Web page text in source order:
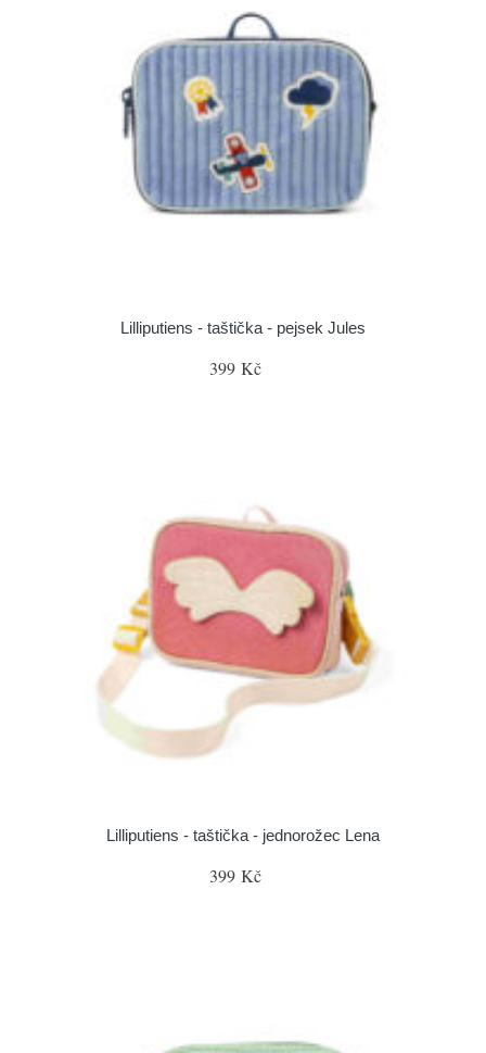
Lilliputiens - taštička - pejsek Jules
399 Kč
Lilliputiens - taštička - jednorožec Lena
399 Kč